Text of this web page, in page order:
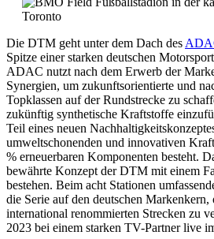
Die DTM geht unter dem Dach des
Spitze einer starken deutschen
ADAC nutzt nach dem Erwerb der
Synergien, um zukunftsorientierte und
Topklassen auf der Rundstrecke zu
zukünftig synthetische Kraftstoffe
Teil eines neuen
umweltschonenden und innovativen
% erneuerbaren Komponenten besteht.
bewährte Konzept der DTM mit einem
bestehen. Beim acht Stationen
die Serie auf den deutschen
international renommierten Strecken zu
2023 bei einem starken TV-Partner live